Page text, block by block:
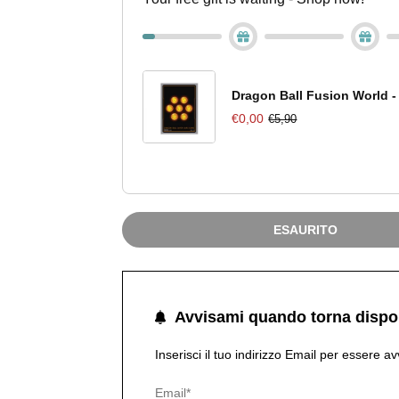
Dragon Ball Fusion World
€0,00 €5,90
ESAURITO
Avvisami quando torna
Inserisci il tuo indirizzo Email per essere